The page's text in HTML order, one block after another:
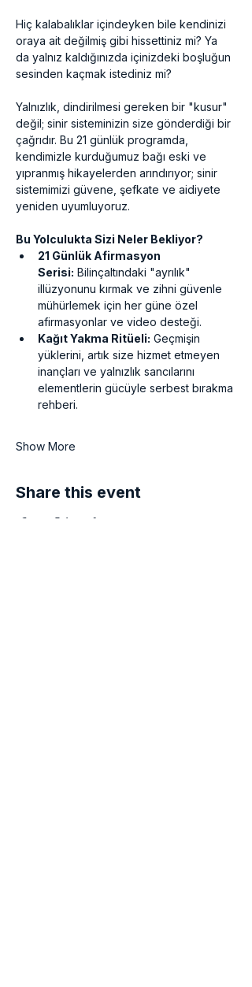
Hiç kalabalıklar içindeyken bile kendinizi
oraya ait değilmiş gibi hissettiniz mi? Ya
da yalnız kaldığınızda içinizdeki boşluğun
sesinden kaçmak istediniz mi?
Yalnızlık, dindirilmesi gereken bir "kusur"
değil; sinir sisteminizin size gönderdiği bir
çağrıdır. Bu 21 günlük programda,
kendimizle kurduğumuz bağı eski ve
yıpranmış hikayelerden arındırıyor; sinir
sistemimizi güvene, şefkate ve aidiyete
yeniden uyumluyoruz.
Bu Yolculukta Sizi Neler Bekliyor?
21 Günlük Afirmasyon
Serisi: Bilinçaltındaki "ayrılık"
illüzyonunu kırmak ve zihni güvenle
mühürlemek için her güne özel
afirmasyonlar ve video desteği.
Kağıt Yakma Ritüeli: Geçmişin
yüklerini, artık size hizmet etmeyen
inançları ve yalnızlık sancılarını
elementlerin gücüyle serbest bırakma
rehberi.
Show More
Share this event